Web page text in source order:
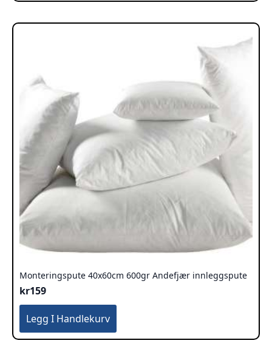
Monteringspute 40x60cm 600gr Andefjær innleggspute
kr159
Legg I Handlekurv